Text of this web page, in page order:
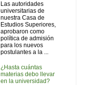
Las autoridades
universitarias de
nuestra Casa de
Estudios Superiores,
aprobaron como
política de admisión
para los nuevos
postulantes a la ...
¿Hasta cuántas
materias debo llevar
en la universidad?